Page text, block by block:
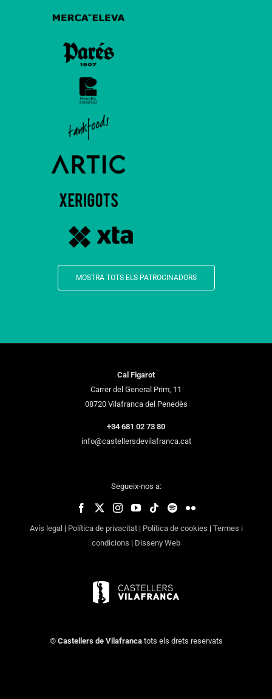
MOSTRA TOTS ELS PATROCINADORS
Cal Figarot
Carrer del General Prim, 11
08720 Vilafranca del Penedès
+34 681 02 73 80
info@castellersdevilafranca.cat
Segueix-nos a:
Avís legal | Política de privacitat| Política de cookies | Termes i
condicions | Disseny Web
© Castellers de Vilafrancatots els drets reservats